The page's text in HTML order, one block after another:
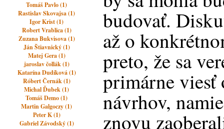
Tomáš Pavlo (1)
Rastislav Skovajsa (1)
Igor Krist (1)
Robert Vrablica (1)
Zuzana Bukvisova (1)
Ján Štiavnický (1)
Matej Gera (1)
jaroslav čollák (1)
Katarína Dudíková (1)
Róbert Černák (1)
Michal Ďubek (1)
Tomáš Demo (1)
Martin Galgoczy (1)
Peter K (1)
Gabriel Závodský (1)
budovať.
až o
preto, že sa
primárne viesť
návrhov,
znovu